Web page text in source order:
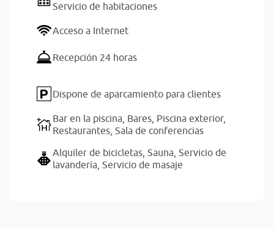
Servicio de habitaciones
Acceso a Internet
Recepción 24 horas
Dispone de aparcamiento para clientes
Bar en la piscina, Bares, Piscina exterior,
Restaurantes, Sala de conferencias
Alquiler de bicicletas, Sauna, Servicio de
lavandería, Servicio de masaje